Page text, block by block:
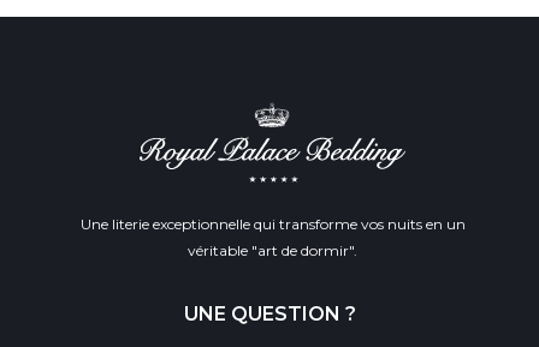
Une literie exceptionnelle qui transforme vos nuits en un
véritable "art de dormir".
UNE QUESTION ?